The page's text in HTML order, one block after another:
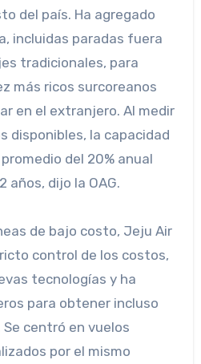
del país. Ha agregado
incluidas paradas fuera
tradicionales, para
más ricos surcoreanos
en el extranjero. Al medir
disponibles, la capacidad
del 20% anual
años, dijo la OAG.
control de los costos,
tecnologías y ha
para obtener incluso
centró en vuelos
por el mismo